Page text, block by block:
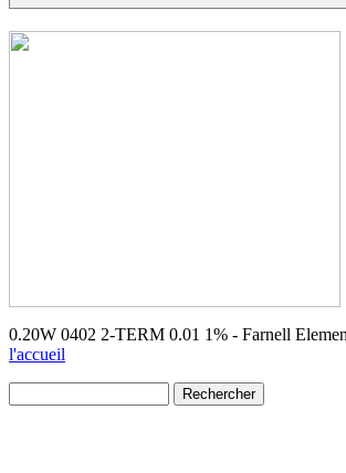
0.20W 0402 2-TERM 0.01 1% - Farnell
l'accueil